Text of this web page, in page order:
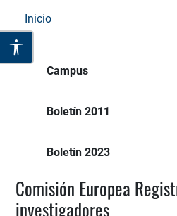
Inicio
Campus
Boletín 2011
Boletín 2023
Comisión Europea
investigadores